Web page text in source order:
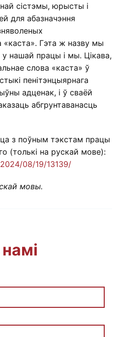
сістэмы, юрысты і
для абазначэння
Гэта ж назву мы
нашай працы і мы. Цікава,
слова «каста» ў
пенітэнцыярнага
адценак, і ў сваёй
абгрунтаванасць
з поўным тэкстам працы
(толькі на рускай мове):
08/19/13139/
мовы.